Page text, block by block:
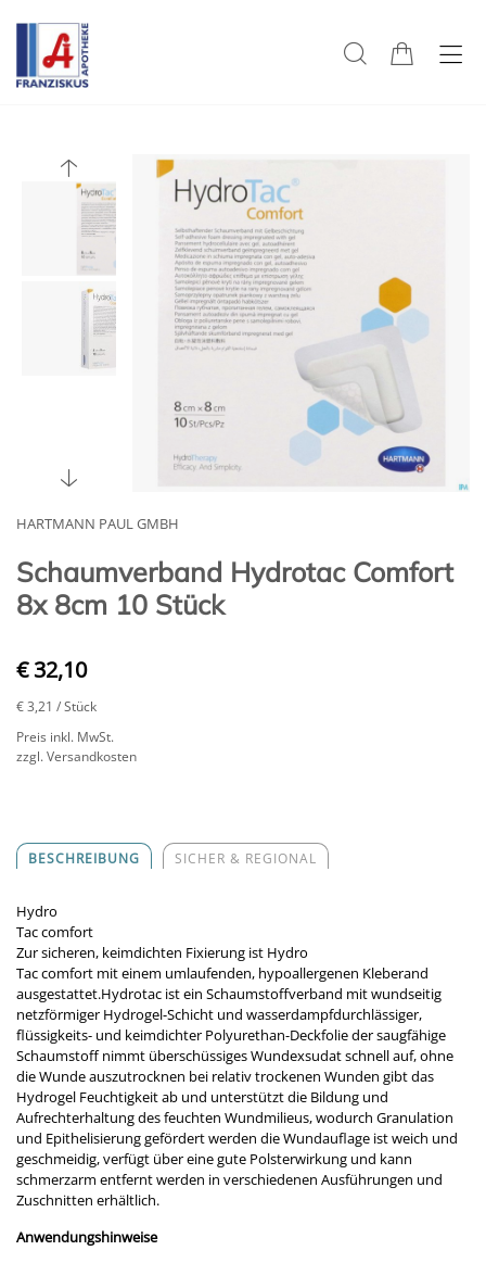
HARTMANN PAUL GMBH
Schaumverband Hydrotac Comfort
8x 8cm 10 Stück
€ 32,10
€ 3,21 / Stück
Preis inkl. MwSt.
zzgl. Versandkosten
BESCHREIBUNG SICHER & REGIONAL
Hydro
Tac comfort
Zur sicheren, keimdichten Fixierung ist Hydro
Tac comfort mit einem umlaufenden, hypoallergenen Kleberand
ausgestattet.Hydrotac ist ein Schaumstoffverband mit wundseitig
netzförmiger Hydrogel-Schicht und wasserdampfdurchlässiger,
flüssigkeits- und keimdichter Polyurethan-Deckfolie der saugfähige
Schaumstoff nimmt überschüssiges Wundexsudat schnell auf, ohne
die Wunde auszutrocknen bei relativ trockenen Wunden gibt das
Hydrogel Feuchtigkeit ab und unterstützt die Bildung und
Aufrechterhaltung des feuchten Wundmilieus, wodurch Granulation
und Epithelisierung gefördert werden die Wundauflage ist weich und
geschmeidig, verfügt über eine gute Polsterwirkung und kann
schmerzarm entfernt werden in verschiedenen Ausführungen und
Zuschnitten erhältlich.
Anwendungshinweise